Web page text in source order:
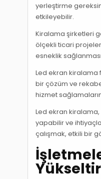
yerleştirme
etkileyebilir.
Kiralama şirketleri
ölçekli ticari
esneklik
Led ekran kiralama
bir çözüm ve
hizmet
Led ekran
yapabilir ve
çalışmak, etkili bir